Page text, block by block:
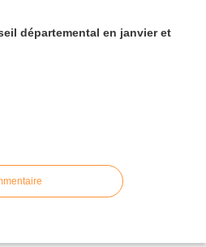
départemental en janvier et